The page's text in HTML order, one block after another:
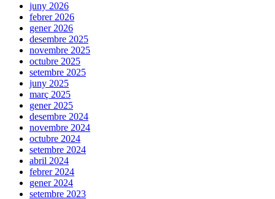
juny 2026
febrer 2026
gener 2026
desembre 2025
novembre 2025
octubre 2025
setembre 2025
juny 2025
març 2025
gener 2025
desembre 2024
novembre 2024
octubre 2024
setembre 2024
abril 2024
febrer 2024
gener 2024
setembre 2023